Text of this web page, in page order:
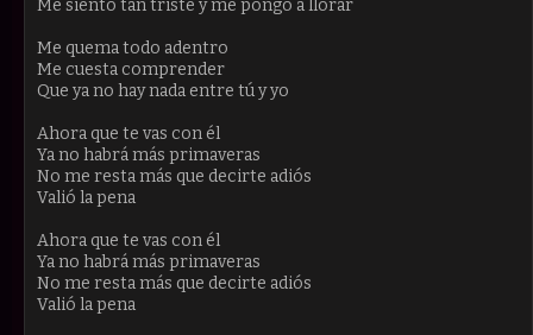
Me siento tan triste y me pongo a llorar
Me quema todo adentro
Me cuesta comprender
Que ya no hay nada entre tú y yo
Ahora que te vas con él
Ya no habrá más primaveras
No me resta más que decirte adiós
Valió la pena
Ahora que te vas con él
Ya no habrá más primaveras
No me resta más que decirte adiós
Valió la pena